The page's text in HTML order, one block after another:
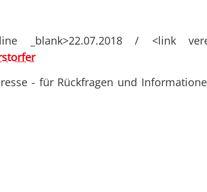
_blank>22.07.2018 / <link
- für Rückfragen und